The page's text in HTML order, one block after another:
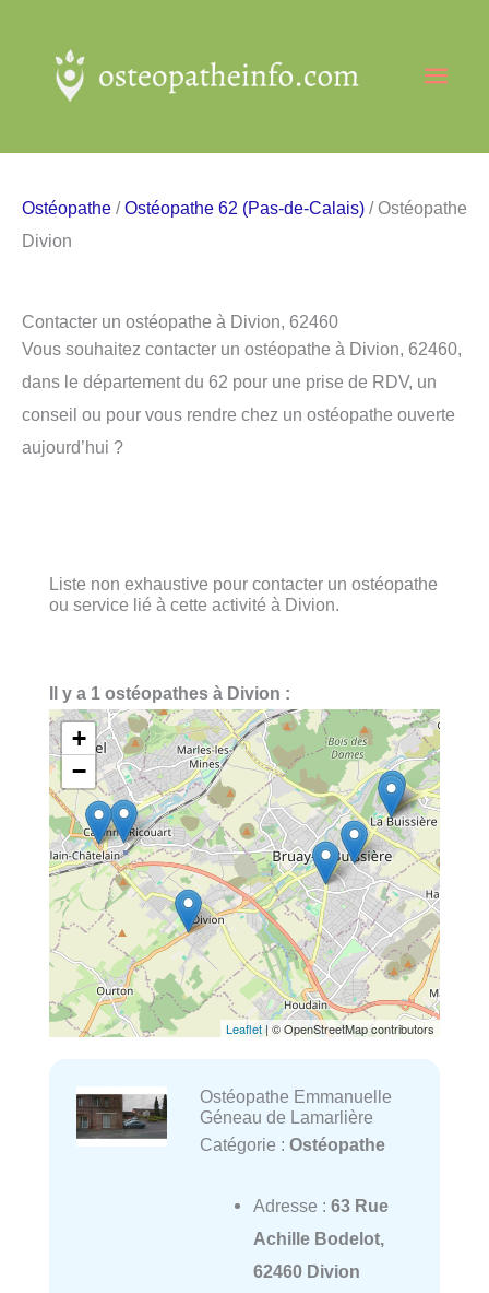
contenu
Ostéopathe /Ostéopathe 62 (Pas-de-Calais) / Ostéopathe
Divion
Contacter un ostéopathe à Divion, 62460
Vous souhaitez contacter un ostéopathe à Divion, 62460,
dans le département du 62 pour une prise de RDV, un
conseil ou pour vous rendre chez un ostéopathe ouverte
aujourd’hui ?
Liste non exhaustive pour contacter un ostéopathe
ou service lié à cette activité à Divion.
Il y a 1 ostéopathes à Divion :
+
−
Leaflet | © OpenStreetMap contributors
Ostéopathe Emmanuelle
Géneau de Lamarlière
Catégorie : Ostéopathe
Adresse : 63 Rue
Achille Bodelot,
62460 Divion